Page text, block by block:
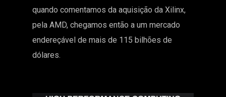
quando comentamos da aquisição da Xilinx,
pela AMD, chegamos então a um mercado
endereçável de mais de 115 bilhões de
dólares.